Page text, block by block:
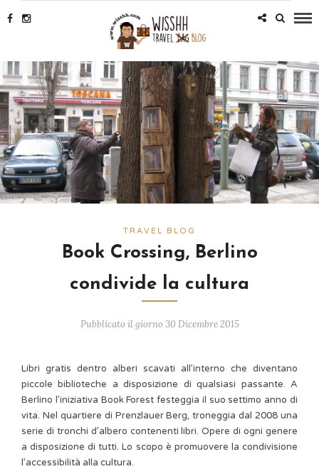
TRAVEL BLOG
Book Crossing, Berlino
condivide la cultura
Pubblicato il giorno 30 Dicembre 2015
Libri gratis dentro alberi scavati all’interno che diventano
piccole biblioteche a disposizione di qualsiasi passante. A
Berlino l’iniziativa Book Forest festeggia il suo settimo anno di
vita. Nel quartiere di Prenzlauer Berg, troneggia dal 2008 una
serie di tronchi d’albero contenenti libri. Opere di ogni genere
a disposizione di tutti. Lo scopo è promuovere la condivisione
l’accessibilità alla cultura.